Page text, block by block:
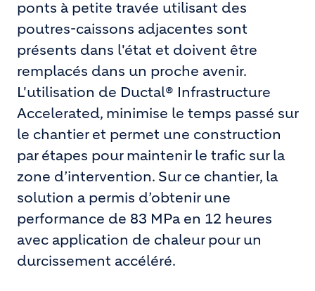
ponts à petite travée utilisant des
poutres-caissons adjacentes sont
présents dans l'état et doivent être
remplacés dans un proche avenir.
L'utilisation de Ductal® Infrastructure
Accelerated, minimise le temps passé sur
le chantier et permet une construction
par étapes pour maintenir le trafic sur la
zone d’intervention. Sur ce chantier, la
solution a permis d’obtenir une
performance de 83 MPa en 12 heures
avec application de chaleur pour un
durcissement accéléré.